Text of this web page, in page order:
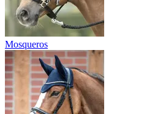
Mosqueros